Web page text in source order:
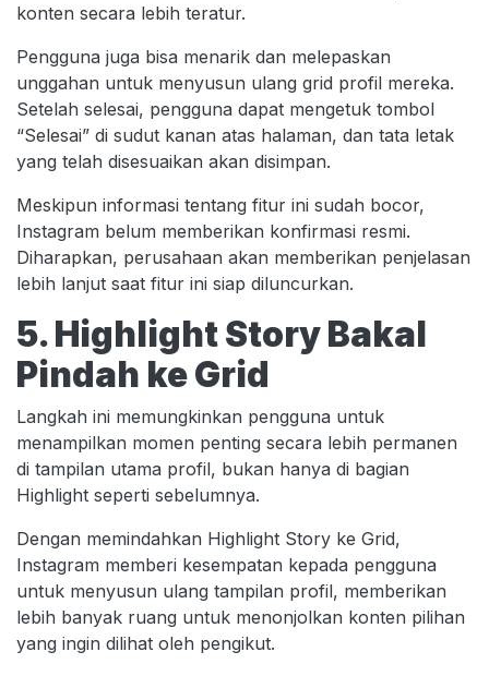
konten secara lebih teratur.
Pengguna juga bisa menarik dan melepaskan
unggahan untuk menyusun ulang grid profil mereka.
Setelah selesai, pengguna dapat mengetuk tombol
“Selesai” di sudut kanan atas halaman, dan tata letak
yang telah disesuaikan akan disimpan.
Meskipun informasi tentang fitur ini sudah bocor,
Instagram belum memberikan konfirmasi resmi.
Diharapkan, perusahaan akan memberikan penjelasan
lebih lanjut saat fitur ini siap diluncurkan.
5. Highlight Story Bakal
Pindah ke Grid
Langkah ini memungkinkan pengguna untuk
menampilkan momen penting secara lebih permanen
di tampilan utama profil, bukan hanya di bagian
Highlight seperti sebelumnya.
Dengan memindahkan Highlight Story ke Grid,
Instagram memberi kesempatan kepada pengguna
untuk menyusun ulang tampilan profil, memberikan
lebih banyak ruang untuk menonjolkan konten pilihan
yang ingin dilihat oleh pengikut.